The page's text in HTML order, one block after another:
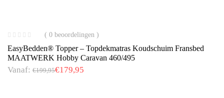
( 0 beoordelingen )
EasyBedden® Topper – Topdekmatras Koudschuim Fransbed
MAATWERK Hobby Caravan 460/495
Vanaf: €199,95€179,95